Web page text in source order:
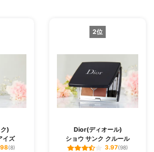
)
イズ
(8)
2位
Dior(ディオール)
ショウ サンク クルール
3.97(98)